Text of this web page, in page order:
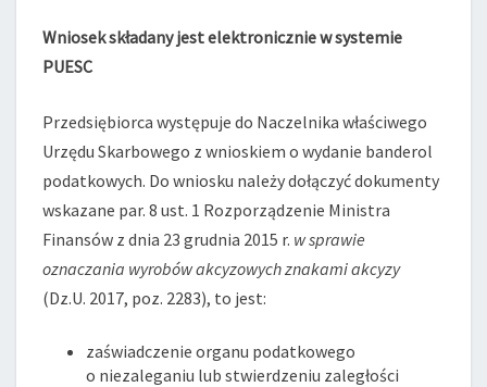
Wniosek składany jest elektronicznie w systemie
PUESC
Przedsiębiorca występuje do Naczelnika właściwego
Urzędu Skarbowego z wnioskiem o wydanie banderol
podatkowych. Do wniosku należy dołączyć dokumenty
wskazane par. 8 ust. 1 Rozporządzenie Ministra
Finansów z dnia 23 grudnia 2015 r. w sprawie
oznaczania wyrobów akcyzowych znakami akcyzy
(Dz.U. 2017, poz. 2283), to jest:
zaświadczenie organu podatkowego
o niezaleganiu lub stwierdzeniu zaległości